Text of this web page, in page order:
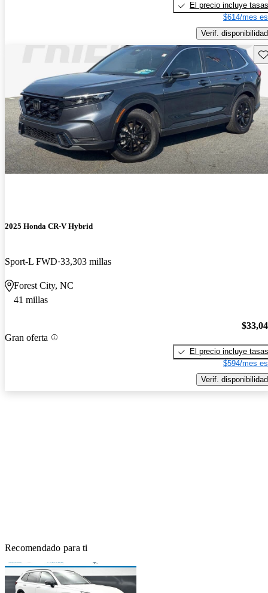
El precio incluye tasas
$614/mes
Verif. disponibilidad
2025 Honda CR-V Hybrid
Sport-L FWD 33,303 millas
Forest City, NC
41 millas
Gran oferta
El precio incluye tasas
$594/mes
Verif. disponibilidad
Recomendado para ti